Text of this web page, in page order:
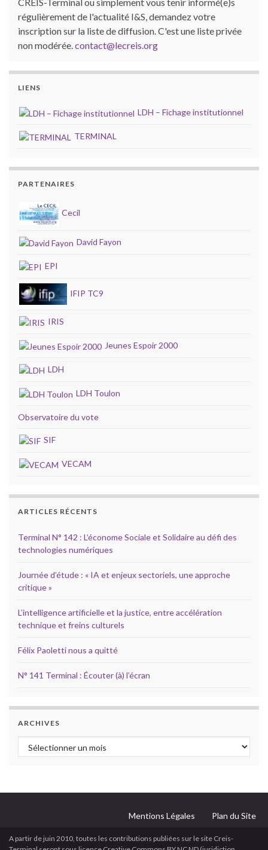
CREIS-Terminal ou simplement vous tenir informé(e)s
régulièrement de l'actualité I&S, demandez votre
inscription sur la liste de diffusion. C'est une liste privée
non modérée.contact@lecreis.org
LIENS
LDH – Fichage institutionnel
TERMINAL
PARTENAIRES
Cecil
David Fayon
EPI
IFIP TC9
IRIS
Jeunes Espoir 2000
LDH
LDH Toulon
Observatoire du vote
SIF
VECAM
ARTICLES RÉCENTS
Terminal N° 142 : L’économe Sociale et Solidaire au défi des
technologies numériques
Journée d’étude : « IA et enjeux sectoriels, une approche
critique »
L’intelligence artificielle et la justice, entre accélération
technique et freins culturels
Félix Paoletti nous a quitté
N° 141 Terminal : Écouter (à) l’écran
ARCHIVES
Archives
Mentions Légales Plan du Site
A partir de juin 2010, toutes les contributions publiées sur le site Creis-